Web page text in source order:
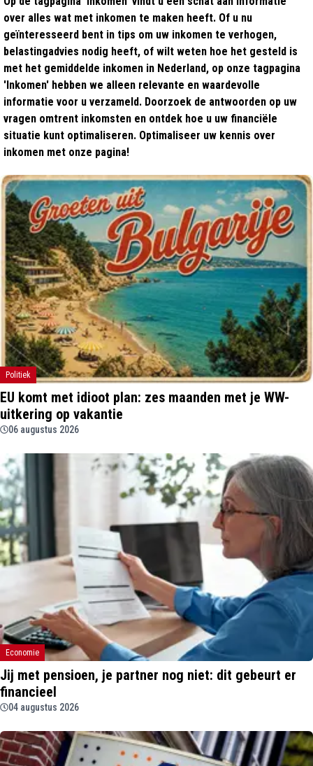
over alles wat met inkomen te maken heeft. Of u nu
geïnteresseerd bent in tips om uw inkomen te verhogen,
belastingadvies nodig heeft, of wilt weten hoe het gesteld is
met het gemiddelde inkomen in Nederland, op onze tagpagina
'Inkomen' hebben we alleen relevante en waardevolle
informatie voor u verzameld. Doorzoek de antwoorden op uw
vragen omtrent inkomsten en ontdek hoe u uw financiële
situatie kunt optimaliseren. Optimaliseer uw kennis over
inkomen met onze pagina!
Politiek
EU komt met idioot plan: zes maanden met je WW-
uitkering op vakantie
06 augustus 2026
Economie
Jij met pensioen, je partner nog niet: dit gebeurt er
financieel
04 augustus 2026